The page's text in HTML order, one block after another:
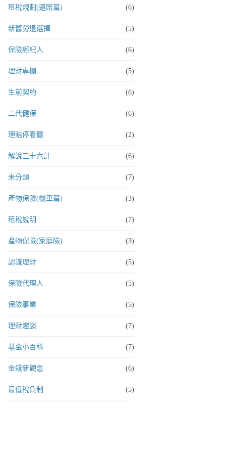
租稅規劃(遺贈篇) (6)
新舊勞退選擇 (5)
保險經紀人 (6)
理財專欄 (5)
生前契約 (6)
二代健保 (6)
理賠停看聽 (2)
解說三十六計 (6)
未分類 (7)
產物保險(機車篇) (3)
租稅說明 (7)
產物保險(家庭險) (3)
認識理財 (5)
保險代理人 (5)
保險事業 (5)
理財趣談 (7)
基金小百科 (7)
金錢新觀念 (6)
最低稅負制 (5)